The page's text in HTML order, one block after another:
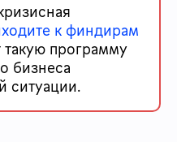
к финдирам
программу
бизнеса
ситуации.